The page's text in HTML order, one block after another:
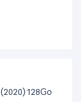
128Go